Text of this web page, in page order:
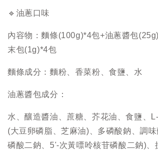
🔹油蔥口味
內容物：麵條(100g)*4包+油蔥醬包
末包(1g)*4包
麵條成分：麵粉、香菜粉、食鹽、水
油蔥醬包成分：
水、釀造醬油、蔗糖、芥花油、食鹽、
(大豆卵磷脂、芝麻油)、多磷酸鈉、調
磷酸二鈉、5'-次黃嘌呤核苷磷酸二鈉)、